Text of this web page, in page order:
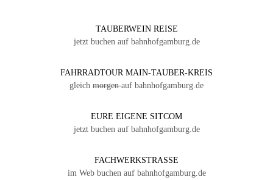
TAUBERWEIN REISE
jetzt buchen auf bahnhofgamburg.de
FAHRRADTOUR MAIN-TAUBER-KREIS
gleich morgenauf bahnhofgamburg.de
EURE EIGENE SITCOM
jetzt buchen auf bahnhofgamburg.de
FACHWERKSTRASSE
im Web buchen auf bahnhofgamburg.de